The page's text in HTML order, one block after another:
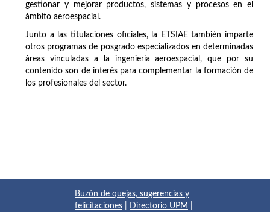
gestionar y mejorar productos, sistemas y procesos en el
ámbito aeroespacial.
Junto a las titulaciones oficiales, la ETSIAE también imparte
otros programas de posgrado especializados en determinadas
áreas vinculadas a la ingeniería aeroespacial, que por su
contenido son de interés para complementar la formación de
los profesionales del sector.
Buzón de quejas, sugerencias y
felicitaciones
Directorio UPM